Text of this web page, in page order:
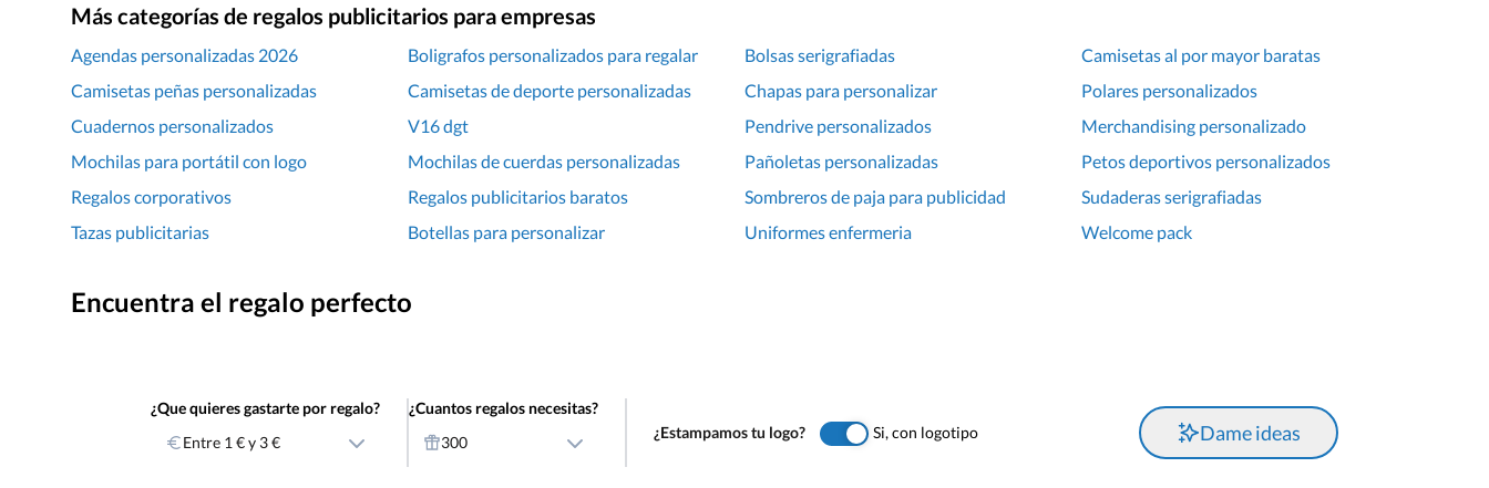
Más categorías de regalos publicitarios para empresas
Agendas personalizadas 2026 Boligrafos personalizados para regalar Bolsas serigrafiadas
Camisetas al por mayor baratas
Camisetas peñas personalizadas
Camisetas de deporte personalizadas Chapas para personalizar
Polares personalizados
Cuadernos personalizados
V16 dgt Pendrive personalizados
Merchandising personalizado
Mochilas para portátil con logo
Mochilas de cuerdas personalizadas Pañoletas personalizadas
Petos deportivos personalizados
Regalos corporativos
Regalos publicitarios baratos Sombreros de paja para publicidad
Sudaderas serigrafiadas
Tazas publicitarias
Botellas para personalizar Uniformes enfermeria Welcome pack
Encuentra el regalo perfecto
¿Que quieres gastarte por regalo?
Entre 1 € y 3 €
¿Cuantos regalos necesitas?
300
¿Estampamos tu logo? Si, con logotipo Dame ideas